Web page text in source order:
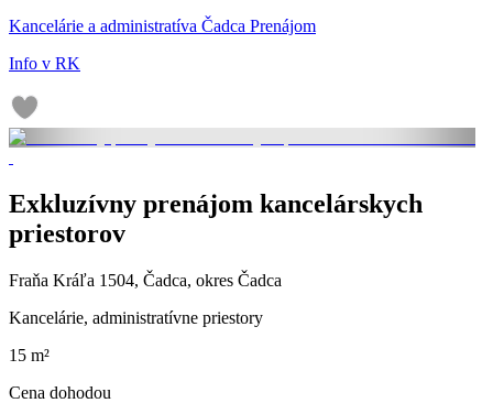
Kancelárie a administratíva Čadca Prenájom
Info v RK
Exkluzívny prenájom kancelárskych
priestorov
Fraňa Kráľa 1504, Čadca, okres Čadca
Kancelárie, administratívne priestory
15 m²
Cena dohodou